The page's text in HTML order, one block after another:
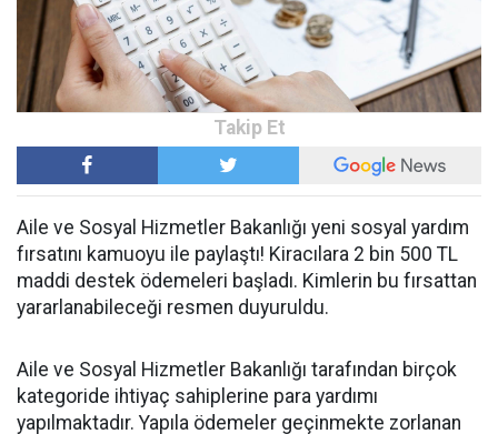
Aile ve Sosyal Hizmetler Bakanlığı yeni sosyal yardım
fırsatını kamuoyu ile paylaştı! Kiracılara 2 bin 500 TL
maddi destek ödemeleri başladı. Kimlerin bu fırsattan
yararlanabileceği resmen duyuruldu.
Aile ve Sosyal Hizmetler Bakanlığı tarafından birçok
kategoride ihtiyaç sahiplerine para yardımı
yapılmaktadır. Yapıla ödemeler geçinmekte zorlanan